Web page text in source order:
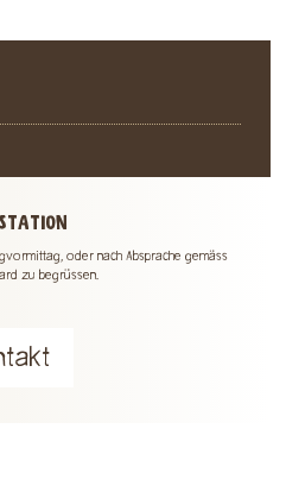
oder nach Absprache gemäss
zu begrüssen.